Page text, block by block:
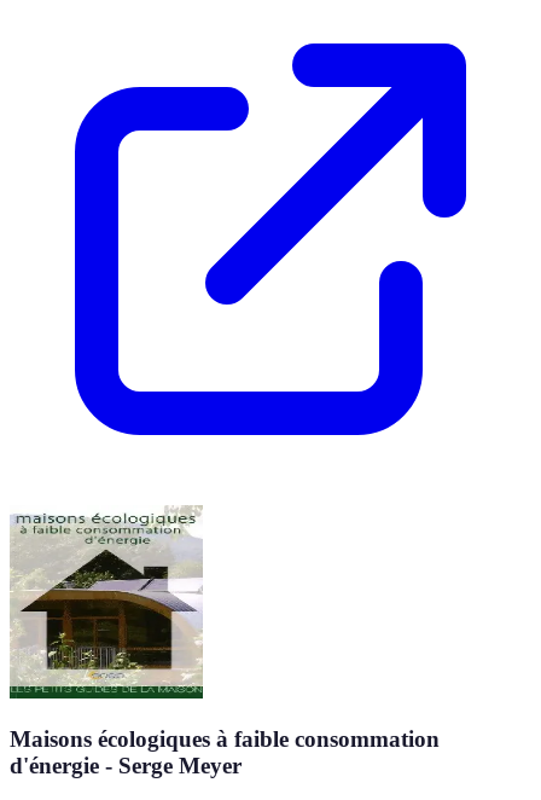
Maisons écologiques à faible consommation
d'énergie - Serge Meyer